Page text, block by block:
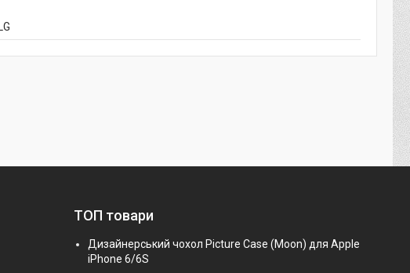
LG
ТОП товари
Дизайнерський чохол Picture Case (Moon) для Apple
iPhone 6/6S